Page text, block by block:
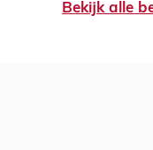
Bekijk alle